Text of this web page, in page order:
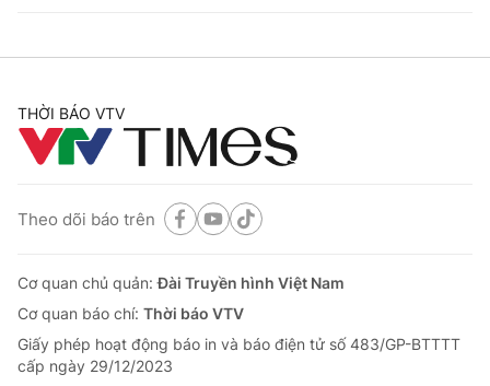
THỜI BÁO VTV
Theo dõi báo trên
Cơ quan chủ quản:Đài Truyền hình Việt Nam
Cơ quan báo chí: Thời báo VTV
Giấy phép hoạt động báo in và báo điện tử số 483/GP-BTTTT
cấp ngày 29/12/2023